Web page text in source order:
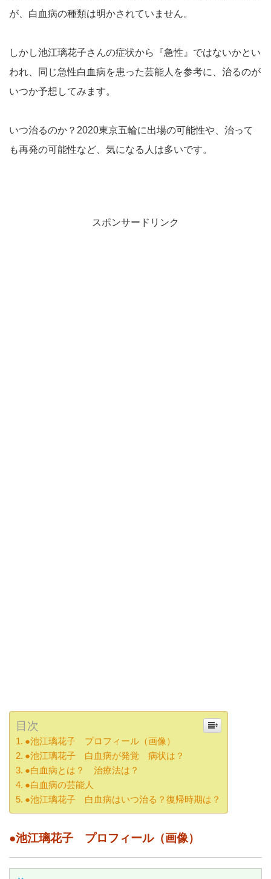
が、白血病の種類は明かされていません。
しかし池江璃花子さんの症状から『急性』ではないかとい
われ、同じ急性白血病を患った芸能人を参考に、治るのが
いつか予想してみます。
いつ治るのか？2020東京五輪に出場の可能性や、治って
も再発の可能性など、気になる人は多いです。
スポンサードリンク
目次
●池江璃花子 プロフィール（画像）
●池江璃花子 白血病が発覚 病状は？
●白血病とは？ 治療法は？
●白血病の芸能人
●池江璃花子 白血病はいつ治る？復帰時期は？
●池江璃花子 プロフィール（画像）